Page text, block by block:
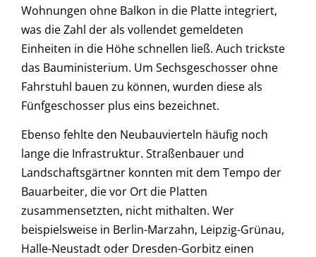
Wohnungen ohne Balkon in die Platte integriert,
was die Zahl der als vollendet gemeldeten
Einheiten in die Höhe schnellen ließ. Auch trickste
das Bauministerium. Um Sechsgeschosser ohne
Fahrstuhl bauen zu können, wurden diese als
Fünfgeschosser plus eins bezeichnet.
Ebenso fehlte den Neubauvierteln häufig noch
lange die Infrastruktur. Straßenbauer und
Landschaftsgärtner konnten mit dem Tempo der
Bauarbeiter, die vor Ort die Platten
zusammensetzten, nicht mithalten. Wer
beispielsweise in Berlin-Marzahn, Leipzig-Grünau,
Halle-Neustadt oder Dresden-Gorbitz einen